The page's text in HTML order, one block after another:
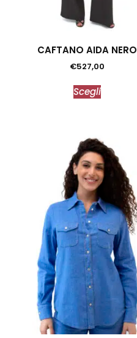
CAFTANO AIDA NERO
€527,00
Scegli